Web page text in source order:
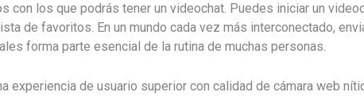
con los que podrás tener un videochat. Puedes iniciar un
de favoritos. En un mundo cada vez más interconectado,
forma parte esencial de la rutina de muchas personas.
experiencia de usuario superior con calidad de cámara web